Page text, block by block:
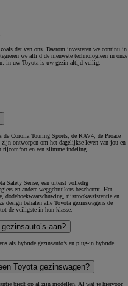
dat van ons. Daarom investeren we continu in
we altijd de nieuwste technologieën in onze
in uw Toyota is uw gezin altijd veilig.
de Corolla Touring Sports, de RAV4, de Proace
ontworpen om het dagelijkse leven van jou en
rijcomfort en een slimme indeling.
Safety Sense, een uiterst volledig
en andere weggebruikers beschermt. Het
dodehoekwaarschuwing, rijstrookassistentie en
design behalen alle Toyota gezinswagens de
de veiligste in hun klasse.
aan?
als hybride gezinsauto’s en plug-in hybride
Toyota gezinswagen?
biedt op al zijn modellen. Al wat je hiervoor